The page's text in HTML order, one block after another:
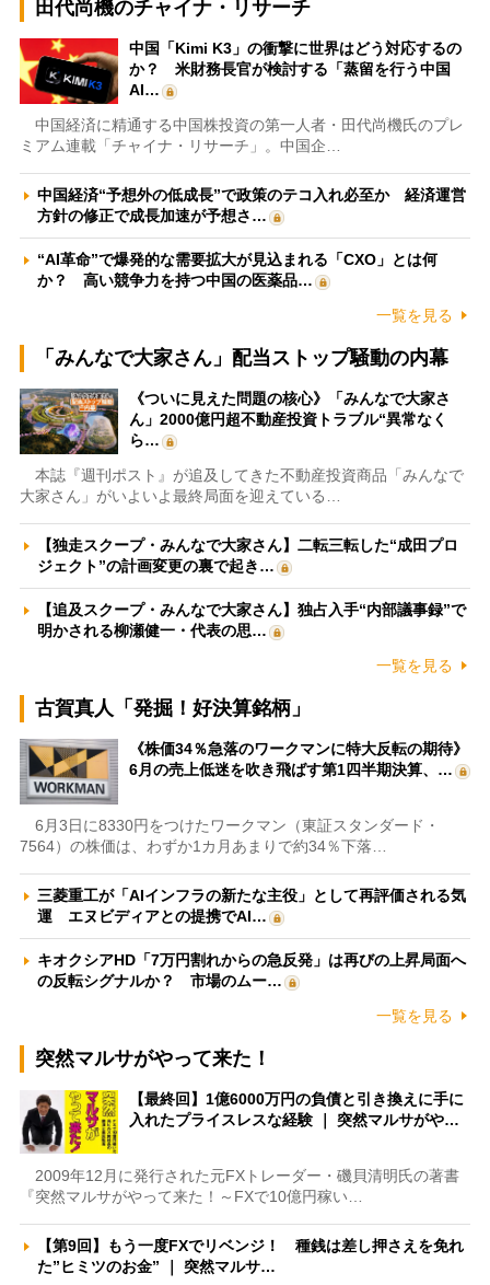
田代尚機のチャイナ・リサーチ
中国「Kimi K3」の衝撃に世界はどう対応するの
か？ 米財務長官が検討する「蒸留を行う中国
AI…
中国経済に精通する中国株投資の第一人者・田代尚機氏のプレ
ミアム連載「チャイナ・リサーチ」。中国企…
中国経済“予想外の低成長”で政策のテコ入れ必至か 経済運営
方針の修正で成長加速が予想さ…
“AI革命”で爆発的な需要拡大が見込まれる「CXO」とは何
か？ 高い競争力を持つ中国の医薬品…
一覧を見る
「みんなで大家さん」配当ストップ騒動の内幕
《ついに見えた問題の核心》「みんなで大家さ
ん」2000億円超不動産投資トラブル“異常なく
ら…
本誌『週刊ポスト』が追及してきた不動産投資商品「みんなで
大家さん」がいよいよ最終局面を迎えている…
【独走スクープ・みんなで大家さん】二転三転した“成田プロ
ジェクト”の計画変更の裏で起き…
【追及スクープ・みんなで大家さん】独占入手“内部議事録”で
明かされる柳瀬健一・代表の思…
一覧を見る
古賀真人「発掘！好決算銘柄」
《株価34％急落のワークマンに特大反転の期待》
6月の売上低迷を吹き飛ばす第1四半期決算、…
6月3日に8330円をつけたワークマン（東証スタンダード・
7564）の株価は、わずか1カ月あまりで約34％下落…
三菱重工が「AIインフラの新たな主役」として再評価される気
運 エヌビディアとの提携でAI…
キオクシアHD「7万円割れからの急反発」は再びの上昇局面へ
の反転シグナルか？ 市場のムー…
一覧を見る
突然マルサがやって来た！
【最終回】1億6000万円の負債と引き換えに手に
入れたプライスレスな経験 ｜ 突然マルサがや…
2009年12月に発行された元FXトレーダー・磯貝清明氏の著書
『突然マルサがやって来た！～FXで10億円稼い…
【第9回】もう一度FXでリベンジ！ 種銭は差し押さえを免れ
た”ヒミツのお金” ｜ 突然マルサ…